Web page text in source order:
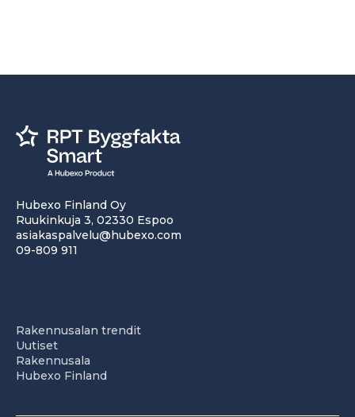
Hubexo Finland Oy
Ruukinkuja 3, 02330 Espoo
asiakaspalvelu@hubexo.com
09-809 911
Rakennusalan trendit
Uutiset
Rakennusala
Hubexo Finland